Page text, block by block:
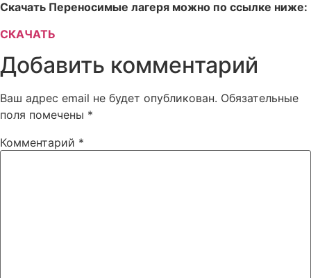
Скачать Переносимые лагеря можно по ссылке ниже:
СКАЧАТЬ
Добавить комментарий
Ваш адрес email не будет опубликован. Обязательные
поля помечены *
Комментарий *